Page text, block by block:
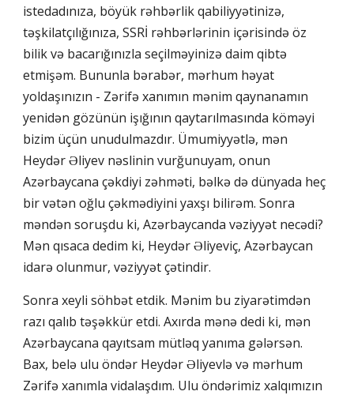
istedadınıza, böyük rəhbərlik qabiliyyətinizə,
təşkilatçılığınıza, SSRİ rəhbərlərinin içərisində öz
bilik və bacarığınızla seçilməyinizə daim qibtə
etmişəm. Bununla bərabər, mərhum həyat
yoldaşınızın - Zərifə xanımın mənim qaynanamın
yenidən gözünün işığının qaytarılmasında köməyi
bizim üçün unudulmazdır. Ümumiyyətlə, mən
Heydər Əliyev nəslinin vurğunuyam, onun
Azərbaycana çəkdiyi zəhməti, bəlkə də dünyada heç
bir vətən oğlu çəkmədiyini yaxşı bilirəm. Sonra
məndən soruşdu ki, Azərbaycanda vəziyyət necədi?
Mən qısaca dedim ki, Heydər Əliyeviç, Azərbaycan
idarə olunmur, vəziyyət çətindir.
Sonra xeyli söhbət etdik. Mənim bu ziyarətimdən
razı qalıb təşəkkür etdi. Axırda mənə dedi ki, mən
Azərbaycana qayıtsam mütləq yanıma gələrsən.
Bax, belə ulu öndər Heydər Əliyevlə və mərhum
Zərifə xanımla vidalaşdım. Ulu öndərimiz xalqımızın